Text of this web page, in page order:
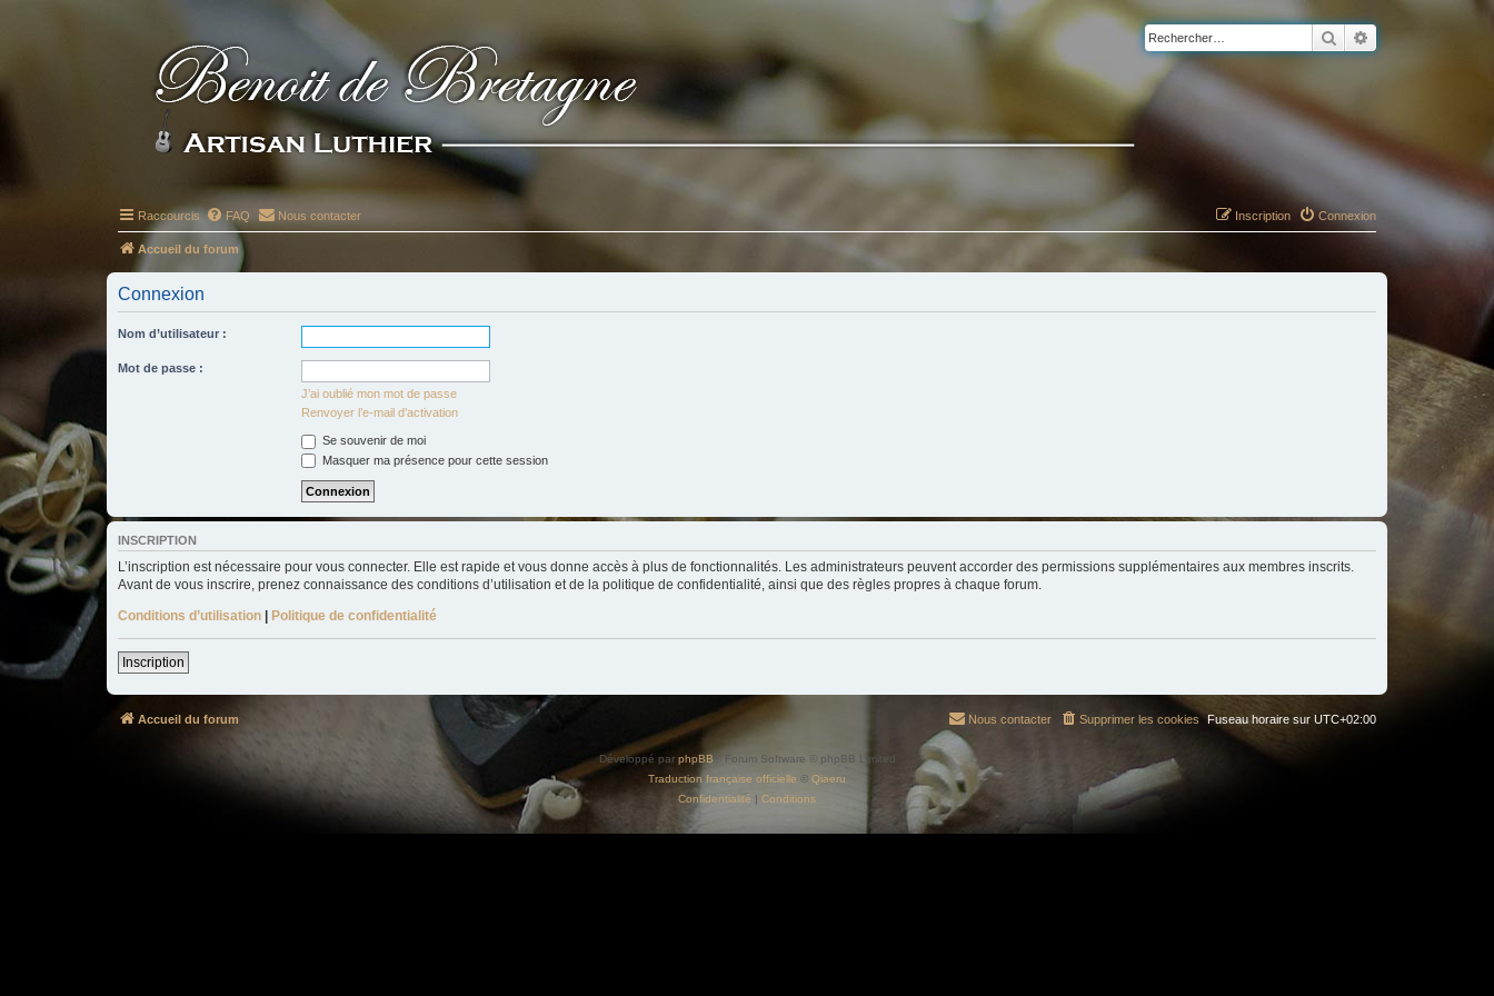
Rechercher
Raccourcis FAQ Nous contacter Connexion
Inscription
Accueil du forum
Connexion
Nom d’utilisateur :
Mot de passe :
J’ai oublié mon mot de passe
Renvoyer l’e-mail d’activation
Se souvenir de moi
Masquer ma présence pour cette session
INSCRIPTION
L’inscription est nécessaire pour vous connecter. Elle est rapide et vous donne accès à plus de fonctionnalités. Les administrateurs peuvent accorder des permissions supplémentaires aux membres inscrits.
Avant de vous inscrire, prenez connaissance des conditions d’utilisation et de la politique de confidentialité, ainsi que des règles propres à chaque forum.
Conditions d’utilisation | Politique de confidentialité
Inscription
Accueil du forum Fuseau horaire sur UTC+02:00
Supprimer les cookies
Nous contacter
Développé par phpBB ® Forum Software © phpBB Limited
Traduction française officielle © Qiaeru
Confidentialité | Conditions